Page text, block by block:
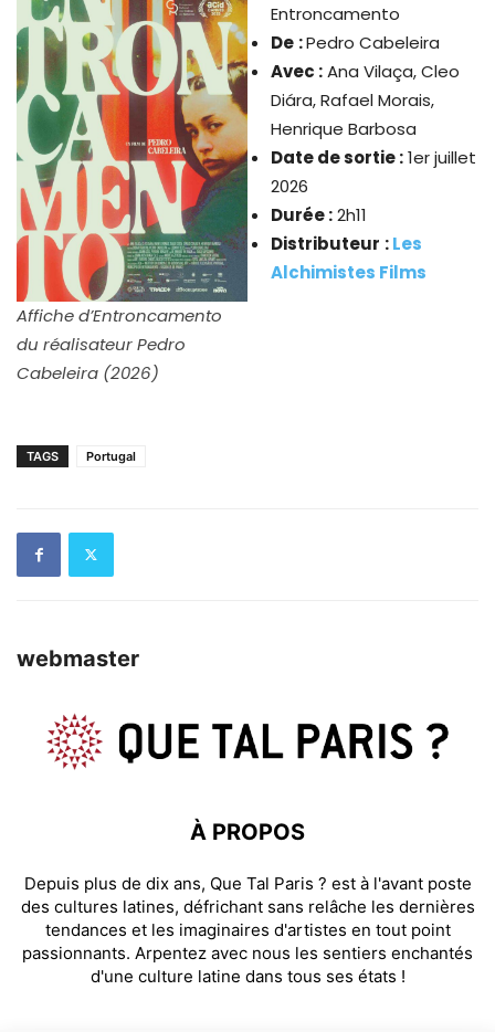
Affiche d’Entroncamento
du réalisateur Pedro
Cabeleira (2026)
Entroncamento
De :Pedro Cabeleira
Avec :Ana Vilaça, Cleo
Diára, Rafael Morais,
Henrique Barbosa
Date de sortie :1er juillet
2026
Durée :2h11
Distributeur :Les
Alchimistes Films
TAGS Portugal
webmaster
À PROPOS
Depuis plus de dix ans, Que Tal Paris ? est à l'avant poste
des cultures latines, défrichant sans relâche les dernières
tendances et les imaginaires d'artistes en tout point
passionnants. Arpentez avec nous les sentiers enchantés
d'une culture latine dans tous ses états !